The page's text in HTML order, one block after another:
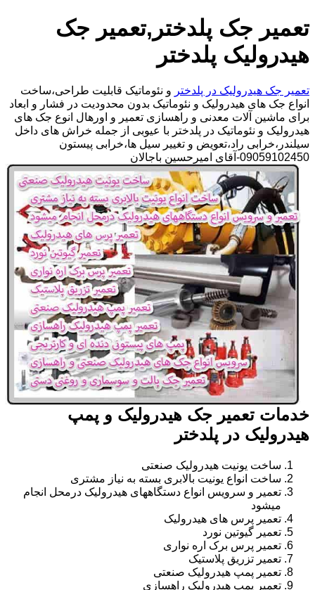
تعمیر جک پلدختر,تعمیر جک
هیدرولیک پلدختر
تعمیر جک هیدرولیک در پلدختر و نئوماتیک قابلیت طراحی،ساخت
انواع جک های هیدرولیک و نئوماتیک بدون محدودیت در فشار و ابعاد
برای ماشین آلات معدنی و راهسازی تعمیر و اورهال انوع جک های
هیدرولیک و نئوماتیک در پلدختر با عیوبی از جمله خراش های داخل
سیلندر،خرابی راد،تعویض و تغییر سیل ها،خرابی پیستون
09059102450-آقای امیرحسین باجالان
خدمات تعمیر جک هیدرولیک و پمپ
هیدرولیک در پلدختر
ساخت یونیت هیدرولیک صنعتی
ساخت انواع یونیت بالابری بسته به نیاز مشتری
تعمیر و سرویس انواع دستگاههای هیدرولیک درمحل انجام
میشود
تعمیر پرس های هیدرولیک
تعمیر گیوتین نورد
تعمیر پرس برک اره نواری
تعمیر تزریق پلاستیک
تعمیر پمپ هیدرولیک صنعتی
تعمیر پمپ هیدرولیک راهسازی